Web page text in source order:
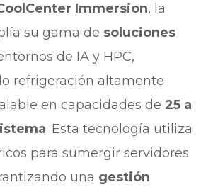
Immersion, la
su gama de soluciones
de IA y HPC,
refrigeración altamente
en capacidades de25 a
. Esta tecnología utiliza
para sumergir servidores
una gestión